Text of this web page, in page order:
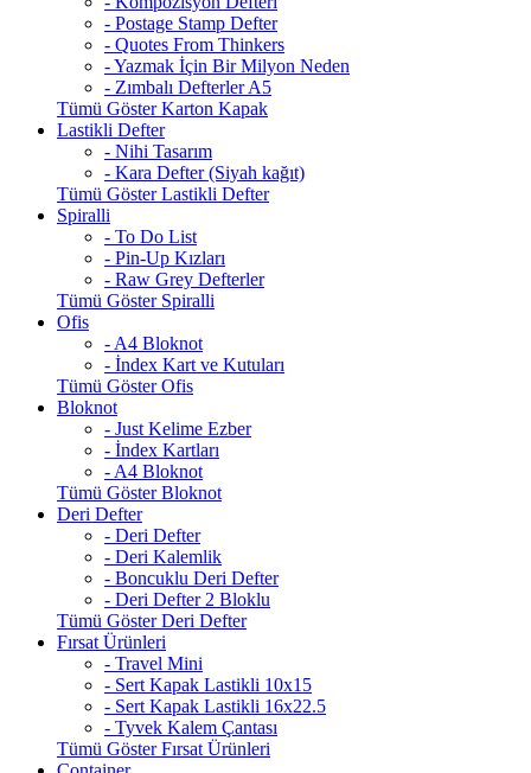
- Postage Stamp Defter
- Quotes From Thinkers
- Yazmak İçin Bir Milyon Neden
- Zımbalı Defterler A5
Tümü Göster Karton Kapak
Lastikli Defter
- Nihi Tasarım
- Kara Defter (Siyah kağıt)
Tümü Göster Lastikli Defter
Spiralli
- To Do List
- Pin-Up Kızları
- Raw Grey Defterler
Tümü Göster Spiralli
Ofis
- A4 Bloknot
- İndex Kart ve Kutuları
Tümü Göster Ofis
Bloknot
- Just Kelime Ezber
- İndex Kartları
- A4 Bloknot
Tümü Göster Bloknot
Deri Defter
- Deri Defter
- Deri Kalemlik
- Boncuklu Deri Defter
- Deri Defter 2 Bloklu
Tümü Göster Deri Defter
Fırsat Ürünleri
- Travel Mini
- Sert Kapak Lastikli 10x15
- Sert Kapak Lastikli 16x22.5
- Tyvek Kalem Çantası
Tümü Göster Fırsat Ürünleri